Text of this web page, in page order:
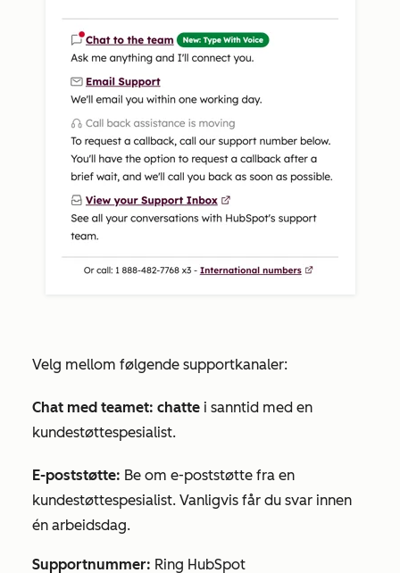
Velg mellom følgende supportkanaler:
Chat med teamet: chatte i sanntid med en
kundestøttespesialist.
E-poststøtte: Be om e-poststøtte fra en
kundestøttespesialist. Vanligvis får du svar innen
én arbeidsdag.
Supportnummer: Ring HubSpot